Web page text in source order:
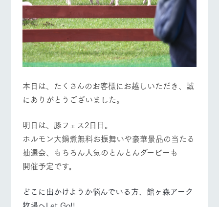
本日は、たくさんのお客様にお越しいただき、誠
にありがとうございました。
明日は、豚フェス2日目。
ホルモン大鍋煮無料お振舞いや豪華景品の当たる
抽選会、もちろん人気のとんとんダービーも
開催予定です。
どこに出かけようか悩んでいる方、館ヶ森アーク